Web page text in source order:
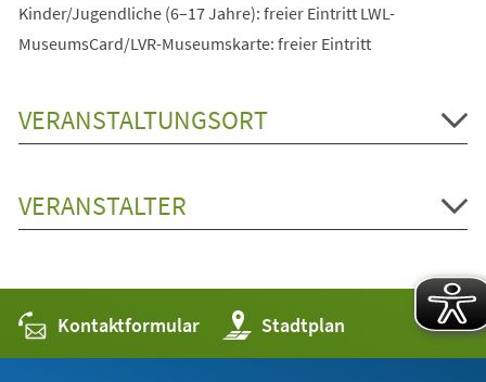
Kinder/Jugendliche (6–17 Jahre): freier Eintritt LWL-
MuseumsCard/LVR-Museumskarte: freier Eintritt
VERANSTALTUNGSORT
VERANSTALTER
Kontaktformular Stadtplan
(Öffnet
in
einem